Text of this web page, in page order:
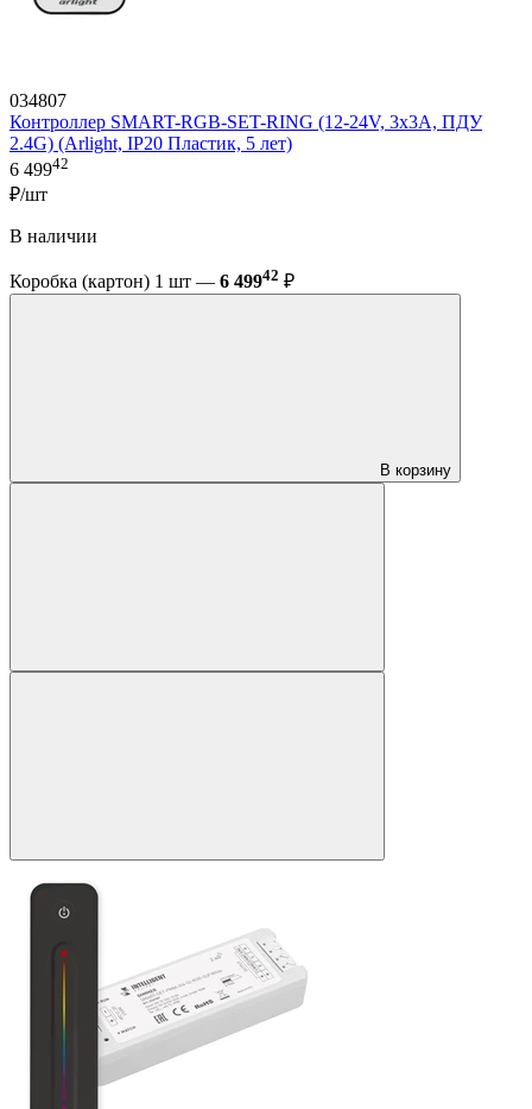
034807
Контроллер SMART-RGB-SET-RING (12-24V, 3x3A, ПДУ
2.4G) (Arlight, IP20 Пластик, 5 лет)
6 49942
₽/шт
В наличии
Коробка (картон) 1 шт — 6 49942 ₽
В корзину